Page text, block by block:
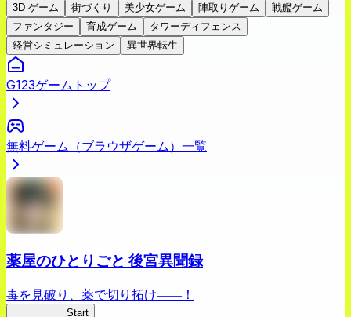
3D ゲーム
街づくり 美少女ゲーム 陣取りゲーム
戦艦ゲーム
ファンタジー
育成ゲーム
タワーディフェンス
経営シミュレーション
異世界転生
G123ゲームトップ
無料ゲーム（ブラウザゲーム）一覧
薬屋のひとりごと 後宮異聞録
毒を見破り、薬で切り拓け――！
Start